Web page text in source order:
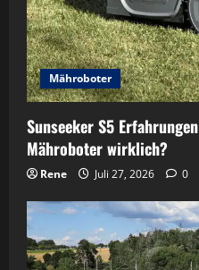
Mähroboter
Sunseeker S5
Mähroboter wirklich?
Rene Juli 27, 2026 0